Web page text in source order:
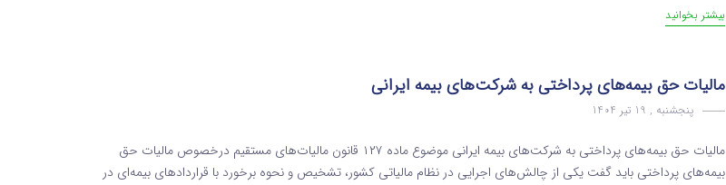
بیشتر بخوانید
مالیات حق بیمه‌های پرداختی به شرکت‌های بیمه ایرانی
پنجشنبه , 19 تیر 1404
مالیات حق بیمه‌های پرداختی به شرکت‌های بیمه ایرانی موضوع ماده ۱۲۷ قانون مالیات‌های مستقیم درخصوص مالیات حق
بیمه‌های پرداختی باید گفت یکی از چالش‌های اجرایی در نظام مالیاتی کشور، تشخیص و نحوه برخورد با قراردادهای بیمه‌ای در